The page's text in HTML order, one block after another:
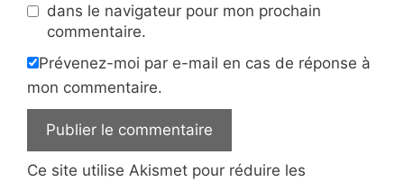
dans le navigateur pour mon prochain
commentaire.
Prévenez-moi par e-mail en cas de réponse à
mon commentaire.
Ce site utilise Akismet pour réduire les